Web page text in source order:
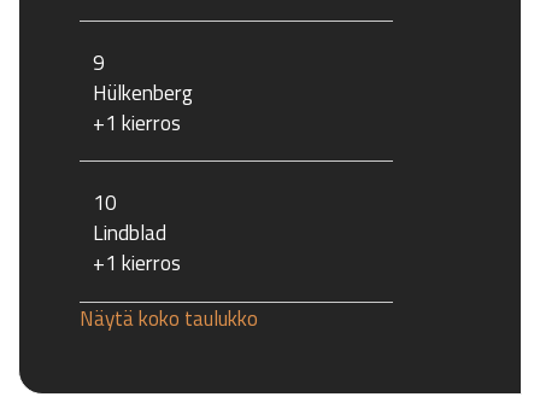
9
Hülkenberg
+1 kierros
10
Lindblad
+1 kierros
Näytä koko taulukko